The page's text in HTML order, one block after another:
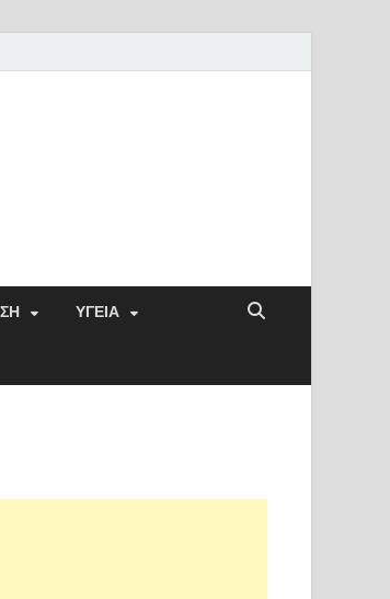
ΥΓΕΙΑ